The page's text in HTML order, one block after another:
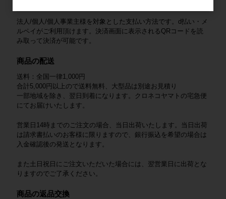
法人/個人/個人事業主様を対象とした支払い方法です。d払い・メ
ルペイがご利用頂けます。決済画面に表示されるQRコードを読
み取って決済が可能です。
商品の配送
送料：全国一律1,000円
合計5,000円以上ので送料無料、大型品は別途お見積り
一部地域を除き、翌日到着になります。クロネコヤマトの宅急便
にてお届けいたします。
営業日14時までのご注文の場合、当日出荷いたします。当日出荷
は請求書払いのお客様に限りますので、銀行振込を希望の場合は
入金確認後の発送となります。
また土日祝日にご注文いただいた場合には、翌営業日に出荷とな
りますのでご了承ください。
商品の返品交換